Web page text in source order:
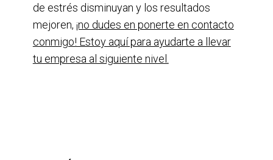
de estrés disminuyan y los resultados
mejoren, ¡no dudes en ponerte en contacto
conmigo! Estoy aquí para ayudarte a llevar
tu empresa al siguiente nivel.